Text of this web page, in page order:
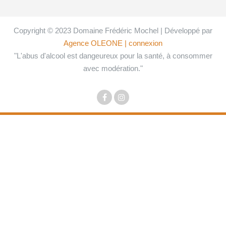
Copyright © 2023 Domaine Frédéric Mochel | Développé par
Agence OLEONE | connexion
"L'abus d'alcool est dangeureux pour la santé, à consommer
avec modération."